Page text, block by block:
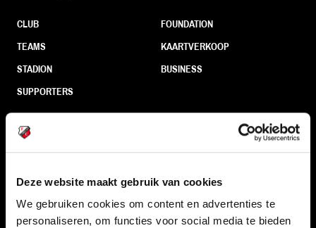
Deze website maakt gebruik van cookies
We gebruiken cookies om content en advertenties te
personaliseren, om functies voor social media te bieden
CLUB
TEAMS
STADION
SUPPORTERS
FOUNDATION
KAARTVERKOOP
BUSINESS
Informatie
VEELGESTELDE VRAGEN
CONTACT